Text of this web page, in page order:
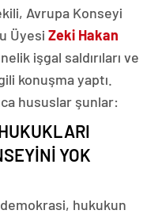
Avrupa Konseyi
Üyesi Zeki Hakan
işgal saldırıları ve
konuşma yaptı.
hususlar şunlar:
YOK
demokrasi, hukukun